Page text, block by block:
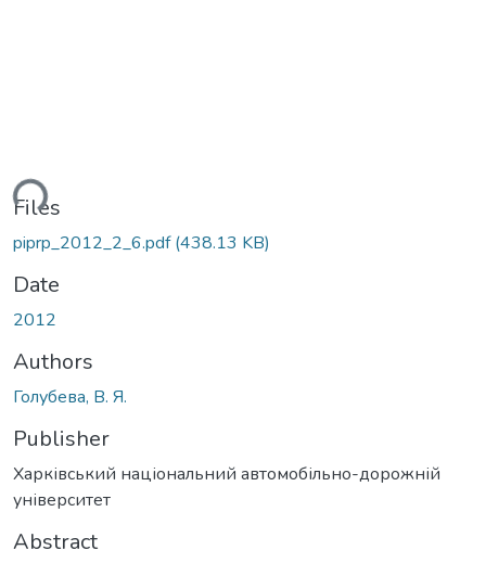
Files
piprp_2012_2_6.pdf(438.13 KB)
Date
2012
Authors
Голубева, В. Я.
Publisher
Харківський національний автомобільно-дорожній
університет
Abstract